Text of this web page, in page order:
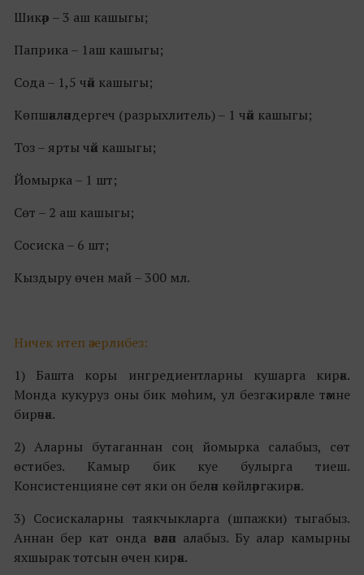
Шикәр – 3 аш кашыгы;
Паприка – 1аш кашыгы;
Сода – 1,5 чәй кашыгы;
Көпшәкләндергеч (разрыхлитель) – 1 чәй кашыгы;
Тоз – ярты чәй кашыгы;
Йомырка – 1 шт;
Сөт – 2 аш кашыгы;
Сосиска – 6 шт;
Кыздыру өчен май – 300 мл.
Ничек итеп әзерлибез:
1) Башта коры ингpедиентларны кушарга кирәк.
Монда кукуруз оны бик мөһим, ул безгә кирәкле тәмне
бирәчәк.
2) Аларны бутаганнан соң йомырка салабыз, сөт
өстибез. Камыр бик куе булырга тиеш.
Консистенцияне сөт яки он белән көйләргә кирәк.
3) Сосискаларны таякчыкларга (шпaжки) тыгабыз.
Аннан бер кат онда әвәләп алабыз. Бу алар камырны
яхшырак тотсын өчен кирәк.